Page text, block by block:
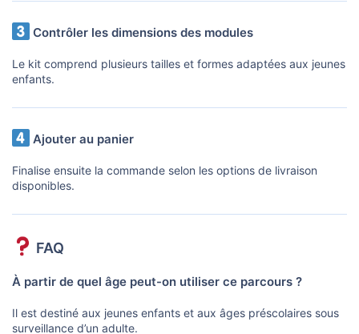
Contrôler les dimensions des modules
Le kit comprend plusieurs tailles et formes adaptées aux jeunes
enfants.
Ajouter au panier
Finalise ensuite la commande selon les options de livraison
disponibles.
FAQ
À partir de quel âge peut-on utiliser ce parcours ?
Il est destiné aux jeunes enfants et aux âges préscolaires sous
surveillance d’un adulte.